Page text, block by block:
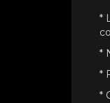
*
*
*
*